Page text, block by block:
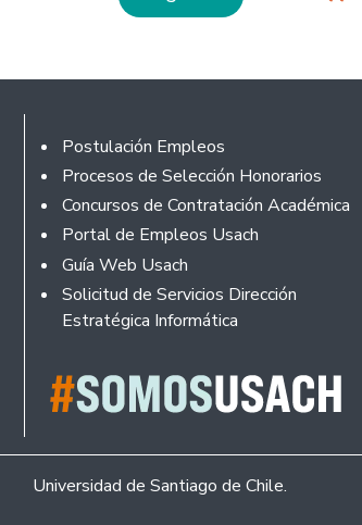
Footer
Postulación Empleos
Procesos de Selección Honorarios
Concursos de Contratación Académica
Portal de Empleos Usach
Guía Web Usach
Solicitud de Servicios Dirección
Estratégica Informática
Universidad de Santiago de Chile.